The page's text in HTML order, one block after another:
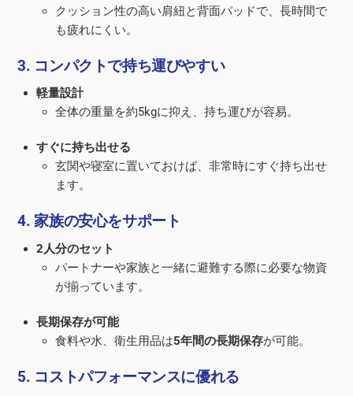
クッション性の高い肩紐と背面パッドで、長時間で
も疲れにくい。
3. コンパクトで持ち運びやすい
軽量設計
全体の重量を約5kgに抑え、持ち運びが容易。
すぐに持ち出せる
玄関や寝室に置いておけば、非常時にすぐ持ち出せ
ます。
4. 家族の安心をサポート
2人分のセット
パートナーや家族と一緒に避難する際に必要な物資
が揃っています。
長期保存が可能
食料や水、衛生用品は5年間の長期保存が可能。
5. コストパフォーマンスに優れる